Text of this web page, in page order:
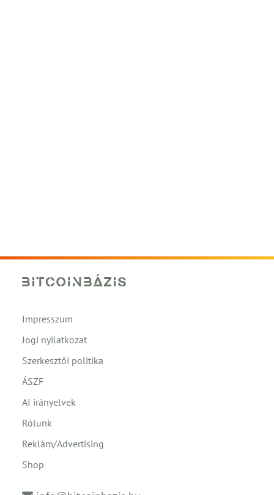
Impresszum
Jogi nyilatkozat
Szerkesztői politika
ÁSZF
AI irányelvek
Rólunk
Reklám/Advertising
Shop